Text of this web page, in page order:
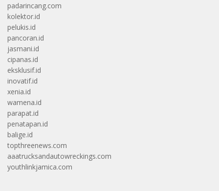
padarincang.com
kolektor.id
pelukis.id
pancoran.id
jasmani.id
cipanas.id
eksklusif.id
inovatif.id
xenia.id
wamena.id
parapat.id
penatapan.id
balige.id
topthreenews.com
aaatrucksandautowreckings.com
youthlinkjamica.com